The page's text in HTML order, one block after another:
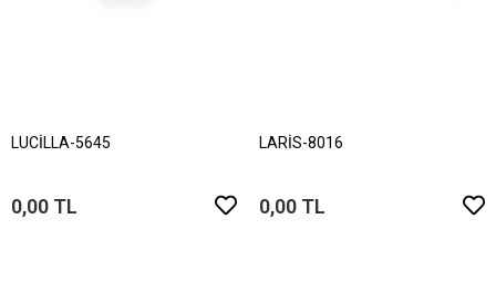
LUCİLLA-5645
0,00 TL
LARİS-8016
0,00 TL